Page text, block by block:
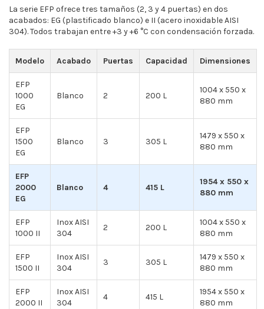
La serie EFP ofrece tres tamaños (2, 3 y 4 puertas) en dos
acabados: EG (plastificado blanco) e II (acero inoxidable AISI
304). Todos trabajan entre +3 y +6 °C con condensación forzada.
Modelo Acabado Puertas Capacidad Dimensiones
EFP
1000
EG
Blanco 2 200 L
1004 x 550 x
880 mm
EFP
1500
EG
Blanco 3 305 L
1479 x 550 x
880 mm
EFP
2000
EG
Blanco 4 415 L
1954 x 550 x
880 mm
EFP
1000 II
Inox AISI
304
2 200 L
1004 x 550 x
880 mm
EFP
1500 II
Inox AISI
304
3 305 L
1479 x 550 x
880 mm
EFP
2000 II
Inox AISI
304
4 415 L
1954 x 550 x
880 mm